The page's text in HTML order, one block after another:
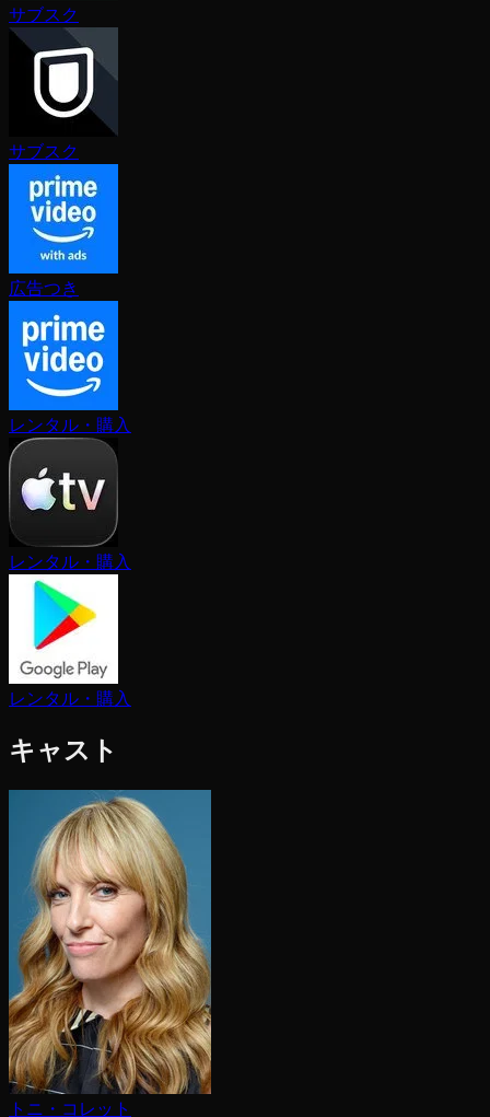
サブスク
サブスク
広告つき
レンタル・購入
レンタル・購入
レンタル・購入
キャスト
トニ・コレット